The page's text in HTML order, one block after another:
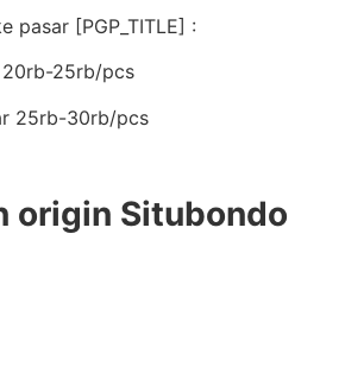
pasar [PGP_TITLE] :
25rb/pcs
25rb-30rb/pcs
origin Situbondo